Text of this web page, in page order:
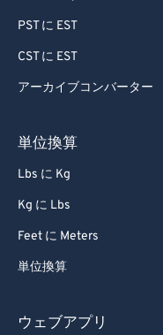
PST に EST
CST に EST
アーカイブコンバーター
単位換算
Lbs に Kg
Kg に Lbs
Feet に Meters
単位換算
ウェブアプリ